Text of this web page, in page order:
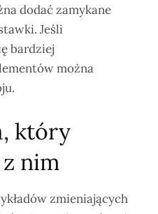
dodać zamykane
Jeśli
bardziej
można
który
nim
zmieniających